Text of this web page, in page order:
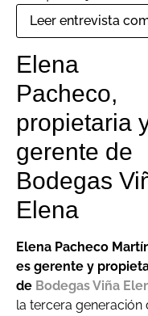
Elena
Pacheco,
propietaria
gerente de
Bodegas
Elena
Elena Pacheco
es gerente y
de Bodegas Viña
la tercera generación